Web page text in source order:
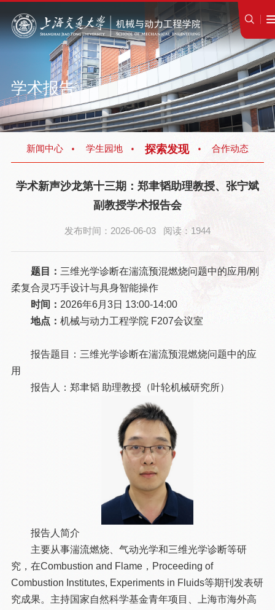
学术报告
新闻中心 学生园地 探索发现 合作动态
学术新声沙龙第十三期：郑聿韬助理教授、张宁斌
副教授学术报告会
发布时间：2026-06-03 阅读：1944
题目： 三维光学诊断在湍流预混燃烧问题中的应用/刚
柔复合灵巧手设计与具身智能操作
时间： 2026年6月3日 13:00-14:00
地点：机械与动力工程学院 F207会议室
报告题目：三维光学诊断在湍流预混燃烧问题中的应
用
报告人：郑聿韬 助理教授（叶轮机械研究所）
报告人简介
主要从事湍流燃烧、气动光学和三维光学诊断等研
究，在Combustion and Flame，Proceeding of
Combustion Institutes, Experiments in Fluids等期刊发表研
究成果。主持国家自然科学基金青年项目、上海市海外高